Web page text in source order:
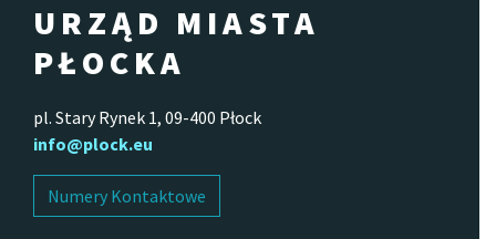
URZĄD MIASTA
PŁOCKA
pl. Stary Rynek 1, 09-400 Płock
info@plock.eu
Numery Kontaktowe